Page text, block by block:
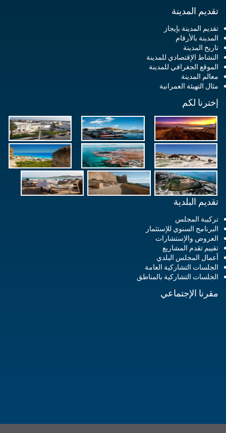
تقديم المدينة
تقديم المدينة بإيجاز
المدينة بالأرقام
تاريخ المدينة
النشاط الإقتصادي للمدينة
الموقع الجغرافي للمدينة
معالم المدينة
مثال التهيئة العمرانية
إخترنا لكم
تقديم البلدية
تركيبة المجلس
البرنامج السنوي للإستثمار
العروض والإستشارات
تقييم تقدم المشاريع
أعمال المجلس البلدي
الجلسات التشاركية العامة
الجلسات التشاركية بالمناطق
مقرنا الإجتماعي